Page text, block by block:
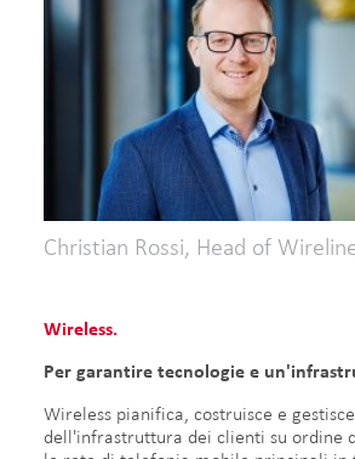
Christian Rossi, Head of
Wireless.
Per garantire tecnologie e
Wireless pianifica, costruisce e
dell'infrastruttura dei clienti su ordine